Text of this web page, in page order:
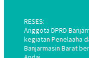
RESES:
Anggota DPRD
kegiatan Penelaaha
Banjarmasin Barat